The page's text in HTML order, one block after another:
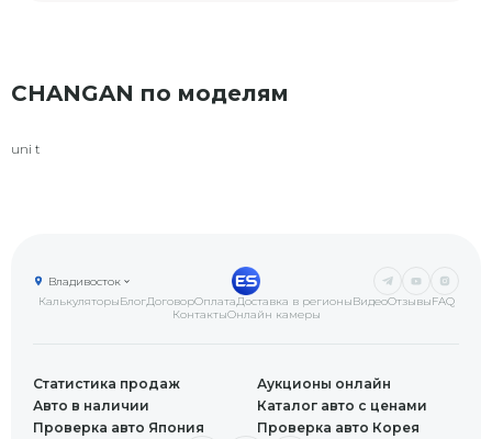
CHANGAN по моделям
uni t
КалькуляторыБлогДоговорОплатаДоставка в регионыВидеоОтзывыFAQ
КонтактыОнлайн камеры
Владивосток
Статистика продаж
Аукционы онлайн
Авто в наличии
Каталог авто с ценами
Проверка авто Япония
Проверка авто Корея